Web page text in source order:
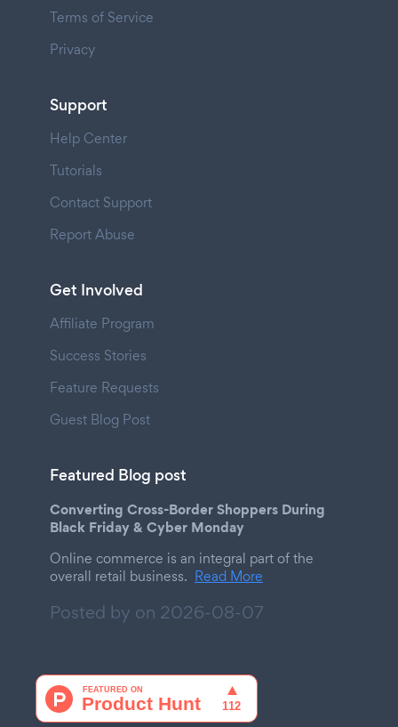
Terms of Service
Privacy
Support
Help Center
Tutorials
Contact Support
Report Abuse
Get Involved
Affiliate Program
Success Stories
Feature Requests
Guest Blog Post
Featured Blog post
Converting Cross-Border Shoppers During
Black Friday & Cyber Monday
Online commerce is an integral part of the
overall retail business. Read More
Posted by on 2026-08-07